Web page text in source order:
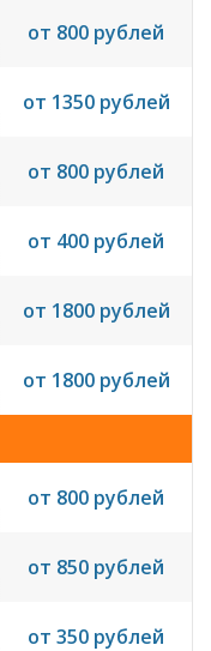
от 800 рублей
от 1350 рублей
от 800 рублей
от 400 рублей
от 1800 рублей
от 1800 рублей
от 800 рублей
от 850 рублей
от 350 рублей